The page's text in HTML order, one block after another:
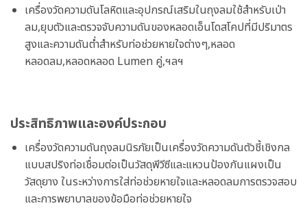
เครื่องวัดความดันโลหิตและอุปกรณ์เสริมในถุงลมใช้สำหรับเป่า
ลม,ยุบตัวและตรวจจับความดันของหลอดเอ็นโดสโคปที่มีปริมาตร
สูงและความดันต่ำสำหรับท่อช่วยหายใจต่างๆ,หลอด
หลอดลม,หลอดหลอด Lumen คู่,ฯลฯ
ประสิทธิภาพและองค์ประกอบ
เครื่องวัดความดันถุงลมนิรภัยเป็นเครื่องวัดความดันตัวชี้เชิงกล
แบบสปริงท่อเชื่อมต่อเป็นวัสดุพีวีซีและแหวนป้องกันแผงเป็น
วัสดุยาง ในระหว่างการใส่ท่อช่วยหายใจและหลอดลมการตรวจสอบ
และการพยาบาลของข้อมือท่อช่วยหายใจ